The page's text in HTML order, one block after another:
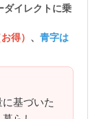
ダイレクトに乗
得） 、 青字は
基づいた